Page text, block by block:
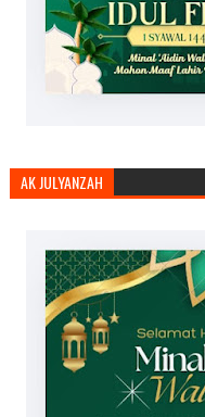
AK JULYANZAH